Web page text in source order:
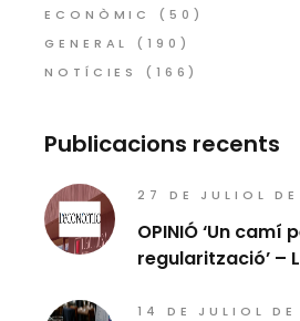
ECONÒMIC
(50)
GENERAL
(190)
NOTÍCIES
(166)
Publicacions recents
27 DE JULIOL
OPINIÓ ‘Un
regularització’ –
14 DE JULIOL